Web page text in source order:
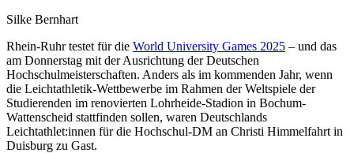
Silke Bernhart
Rhein-Ruhr testet für die World University Games 2025 – und das
am Donnerstag mit der Ausrichtung der Deutschen
Hochschulmeisterschaften. Anders als im kommenden Jahr, wenn
die Leichtathletik-Wettbewerbe im Rahmen der Weltspiele der
Studierenden im renovierten Lohrheide-Stadion in Bochum-
Wattenscheid stattfinden sollen, waren Deutschlands
Leichtathlet:innen für die Hochschul-DM an Christi Himmelfahrt in
Duisburg zu Gast.